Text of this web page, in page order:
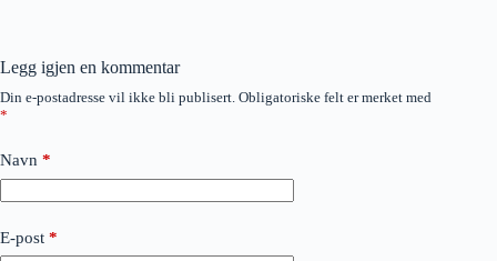
Legg igjen en kommentar
Din e-postadresse vil ikke bli publisert. Obligatoriske felt er merket med
*
Navn *
E-post *